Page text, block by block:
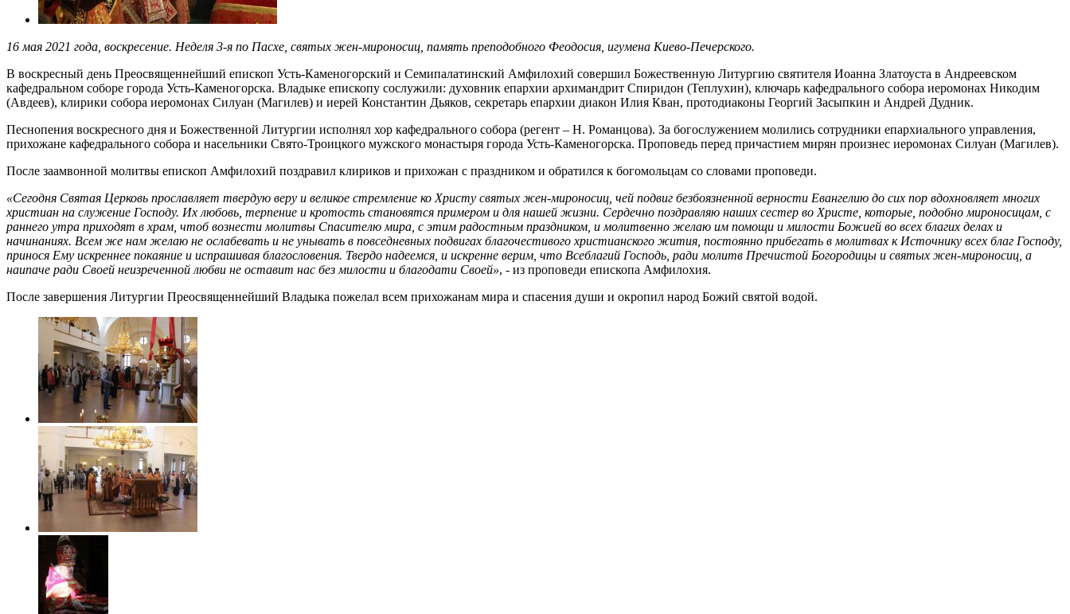
16 мая 2021 года, воскресение. Неделя 3-я по Пасхе, святых жен-мироносиц, память преподобного Феодосия, игумена Киево-Печерского.
В воскресный день Преосвященнейший епископ Усть-Каменогорский и Семипалатинский Амфилохий совершил Божественную Литургию святителя Иоанна Златоуста в Андреевском
кафедральном соборе города Усть-Каменогорска. Владыке епископу сослужили: духовник епархии архимандрит Спиридон (Теплухин), ключарь кафедрального собора иеромонах Никодим
(Авдеев), клирики собора иеромонах Силуан (Магилев) и иерей Константин Дьяков, секретарь епархии диакон Илия Кван, протодиаконы Георгий Засыпкин и Андрей Дудник.
Песнопения воскресного дня и Божественной Литургии исполнял хор кафедрального собора (регент – Н. Романцова). За богослужением молились сотрудники епархиального управления,
прихожане кафедрального собора и насельники Свято-Троицкого мужского монастыря города Усть-Каменогорска. Проповедь перед причастием мирян произнес иеромонах Силуан (Магилев).
После заамвонной молитвы епископ Амфилохий поздравил клириков и прихожан с праздником и обратился к богомольцам со словами проповеди.
«Сегодня Святая Церковь прославляет твердую веру и великое стремление ко Христу святых жен-мироносиц, чей подвиг безбоязненной верности Евангелию до сих пор вдохновляет многих
христиан на служение Господу. Их любовь, терпение и кротость становятся примером и для нашей жизни. Сердечно поздравляю наших сестер во Христе, которые, подобно мироносицам, с
раннего утра приходят в храм, чтоб вознести молитвы Спасителю мира, с этим радостным праздником, и молитвенно желаю им помощи и милости Божией во всех благих делах и
начинаниях. Всем же нам желаю не ослабевать и не унывать в повседневных подвигах благочестивого христианского жития, постоянно прибегать в молитвах к Источнику всех благ Господу,
принося Ему искреннее покаяние и испрашивая благословения. Твердо надеемся, и искренне верим, что Всеблагий Господь, ради молитв Пречистой Богородицы и святых жен-мироносиц, а
наипаче ради Своей неизреченной любви не оставит нас без милости и благодати Своей», - из проповеди епископа Амфилохия.
После завершения Литургии Преосвященнейший Владыка пожелал всем прихожанам мира и спасения души и окропил народ Божий святой водой.